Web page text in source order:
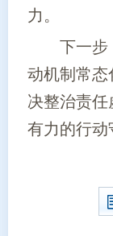
力。
下一步
动机制常态
决整治责
有力的行动